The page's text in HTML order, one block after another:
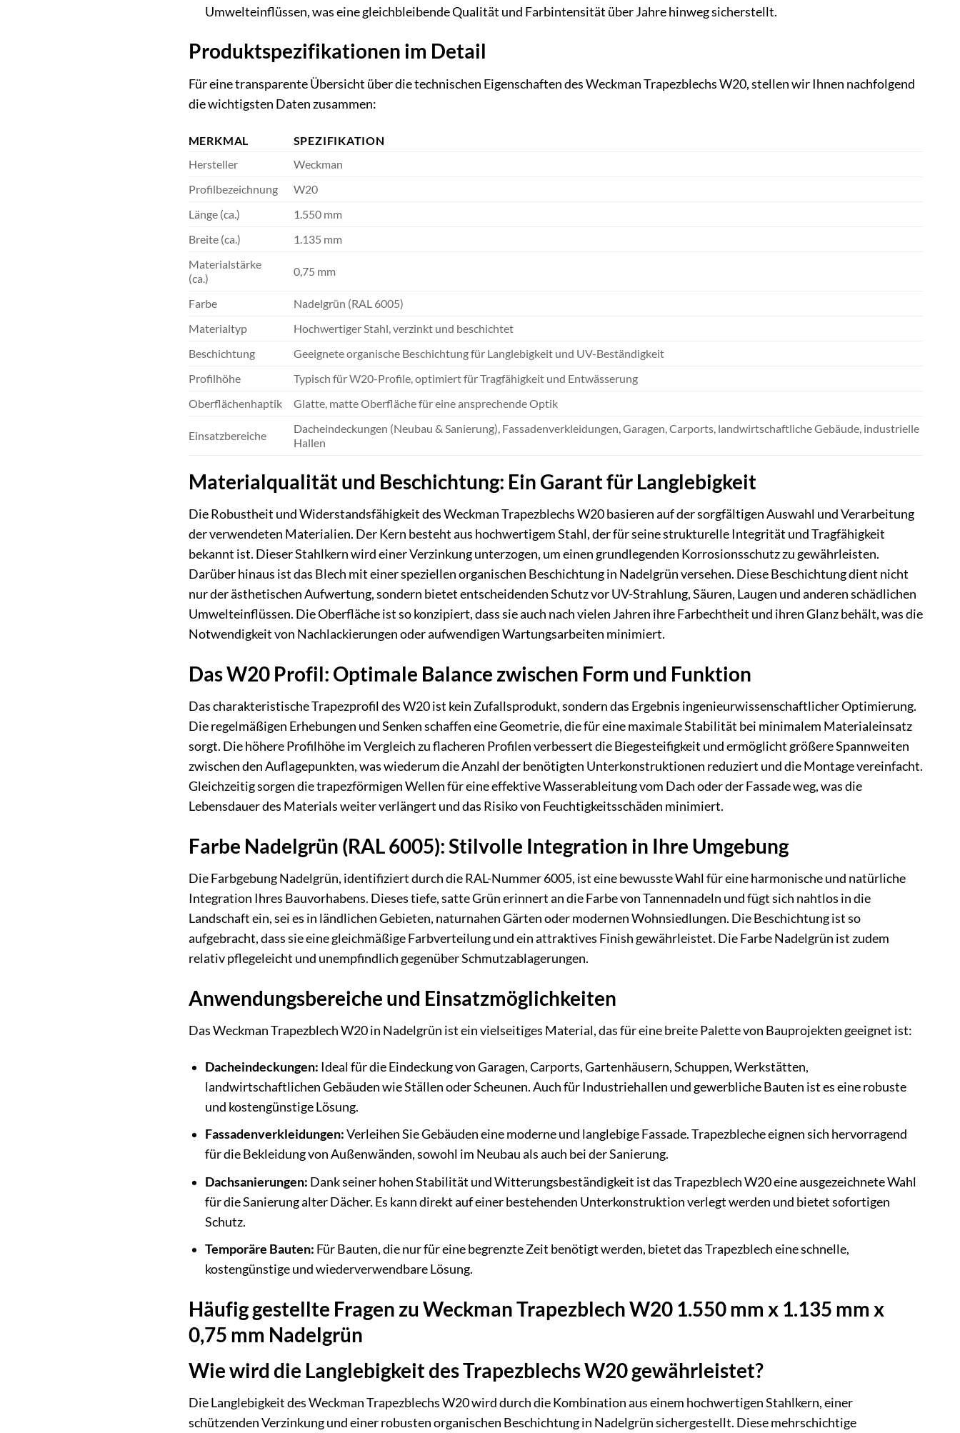
Umwelteinflüssen, was eine gleichbleibende Qualität und Farbintensität über Jahre hinweg sicherstellt.
Produktspezifikationen im Detail
Für eine transparente Übersicht über die technischen Eigenschaften des Weckman Trapezblechs W20, stellen wir Ihnen nachfolgend
die wichtigsten Daten zusammen:
MERKMAL
SPEZIFIKATION
Hersteller
Weckman
Profilbezeichnung
W20
Länge (ca.)
1.550 mm
Breite (ca.)
1.135 mm
Materialstärke
(ca.)
0,75 mm
Farbe
Nadelgrün (RAL 6005)
Materialtyp
Hochwertiger Stahl, verzinkt und beschichtet
Beschichtung
Geeignete organische Beschichtung für Langlebigkeit und UV-Beständigkeit
Profilhöhe
Typisch für W20-Profile, optimiert für Tragfähigkeit und Entwässerung
Oberflächenhaptik
Glatte, matte Oberfläche für eine ansprechende Optik
Einsatzbereiche
Dacheindeckungen (Neubau & Sanierung), Fassadenverkleidungen, Garagen, Carports, landwirtschaftliche Gebäude, industrielle
Hallen
Materialqualität und Beschichtung: Ein Garant für Langlebigkeit
Die Robustheit und Widerstandsfähigkeit des Weckman Trapezblechs W20 basieren auf der sorgfältigen Auswahl und Verarbeitung
der verwendeten Materialien. Der Kern besteht aus hochwertigem Stahl, der für seine strukturelle Integrität und Tragfähigkeit
bekannt ist. Dieser Stahlkern wird einer Verzinkung unterzogen, um einen grundlegenden Korrosionsschutz zu gewährleisten.
Darüber hinaus ist das Blech mit einer speziellen organischen Beschichtung in Nadelgrün versehen. Diese Beschichtung dient nicht
nur der ästhetischen Aufwertung, sondern bietet entscheidenden Schutz vor UV-Strahlung, Säuren, Laugen und anderen schädlichen
Umwelteinflüssen. Die Oberfläche ist so konzipiert, dass sie auch nach vielen Jahren ihre Farbechtheit und ihren Glanz behält, was die
Notwendigkeit von Nachlackierungen oder aufwendigen Wartungsarbeiten minimiert.
Das W20 Profil: Optimale Balance zwischen Form und Funktion
Das charakteristische Trapezprofil des W20 ist kein Zufallsprodukt, sondern das Ergebnis ingenieurwissenschaftlicher Optimierung.
Die regelmäßigen Erhebungen und Senken schaffen eine Geometrie, die für eine maximale Stabilität bei minimalem Materialeinsatz
sorgt. Die höhere Profilhöhe im Vergleich zu flacheren Profilen verbessert die Biegesteifigkeit und ermöglicht größere Spannweiten
zwischen den Auflagepunkten, was wiederum die Anzahl der benötigten Unterkonstruktionen reduziert und die Montage vereinfacht.
Gleichzeitig sorgen die trapezförmigen Wellen für eine effektive Wasserableitung vom Dach oder der Fassade weg, was die
Lebensdauer des Materials weiter verlängert und das Risiko von Feuchtigkeitsschäden minimiert.
Farbe Nadelgrün (RAL 6005): Stilvolle Integration in Ihre Umgebung
Die Farbgebung Nadelgrün, identifiziert durch die RAL-Nummer 6005, ist eine bewusste Wahl für eine harmonische und natürliche
Integration Ihres Bauvorhabens. Dieses tiefe, satte Grün erinnert an die Farbe von Tannennadeln und fügt sich nahtlos in die
Landschaft ein, sei es in ländlichen Gebieten, naturnahen Gärten oder modernen Wohnsiedlungen. Die Beschichtung ist so
aufgebracht, dass sie eine gleichmäßige Farbverteilung und ein attraktives Finish gewährleistet. Die Farbe Nadelgrün ist zudem
relativ pflegeleicht und unempfindlich gegenüber Schmutzablagerungen.
Anwendungsbereiche und Einsatzmöglichkeiten
Das Weckman Trapezblech W20 in Nadelgrün ist ein vielseitiges Material, das für eine breite Palette von Bauprojekten geeignet ist:
Dacheindeckungen: Ideal für die Eindeckung von Garagen, Carports, Gartenhäusern, Schuppen, Werkstätten,
landwirtschaftlichen Gebäuden wie Ställen oder Scheunen. Auch für Industriehallen und gewerbliche Bauten ist es eine robuste
und kostengünstige Lösung.
Fassadenverkleidungen:Verleihen Sie Gebäuden eine moderne und langlebige Fassade. Trapezbleche eignen sich hervorragend
für die Bekleidung von Außenwänden, sowohl im Neubau als auch bei der Sanierung.
Dachsanierungen: Dank seiner hohen Stabilität und Witterungsbeständigkeit ist das Trapezblech W20 eine ausgezeichnete Wahl
für die Sanierung alter Dächer. Es kann direkt auf einer bestehenden Unterkonstruktion verlegt werden und bietet sofortigen
Schutz.
Temporäre Bauten: Für Bauten, die nur für eine begrenzte Zeit benötigt werden, bietet das Trapezblech eine schnelle,
kostengünstige und wiederverwendbare Lösung.
Häufig gestellte Fragen zu Weckman Trapezblech W20 1.550 mm x 1.135 mm x
0,75 mm Nadelgrün
Wie wird die Langlebigkeit des Trapezblechs W20 gewährleistet?
Die Langlebigkeit des Weckman Trapezblechs W20 wird durch die Kombination aus einem hochwertigen Stahlkern, einer
schützenden Verzinkung und einer robusten organischen Beschichtung in Nadelgrün sichergestellt. Diese mehrschichtige